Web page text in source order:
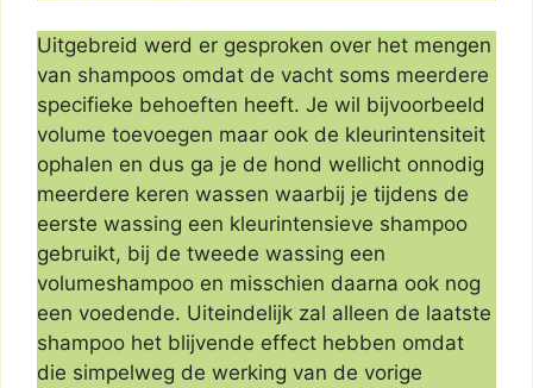
Uitgebreid werd er gesproken over het mengen
van shampoos omdat de vacht soms meerdere
specifieke behoeften heeft. Je wil bijvoorbeeld
volume toevoegen maar ook de kleurintensiteit
ophalen en dus ga je de hond wellicht onnodig
meerdere keren wassen waarbij je tijdens de
eerste wassing een kleurintensieve shampoo
gebruikt, bij de tweede wassing een
volumeshampoo en misschien daarna ook nog
een voedende. Uiteindelijk zal alleen de laatste
shampoo het blijvende effect hebben omdat
die simpelweg de werking van de vorige